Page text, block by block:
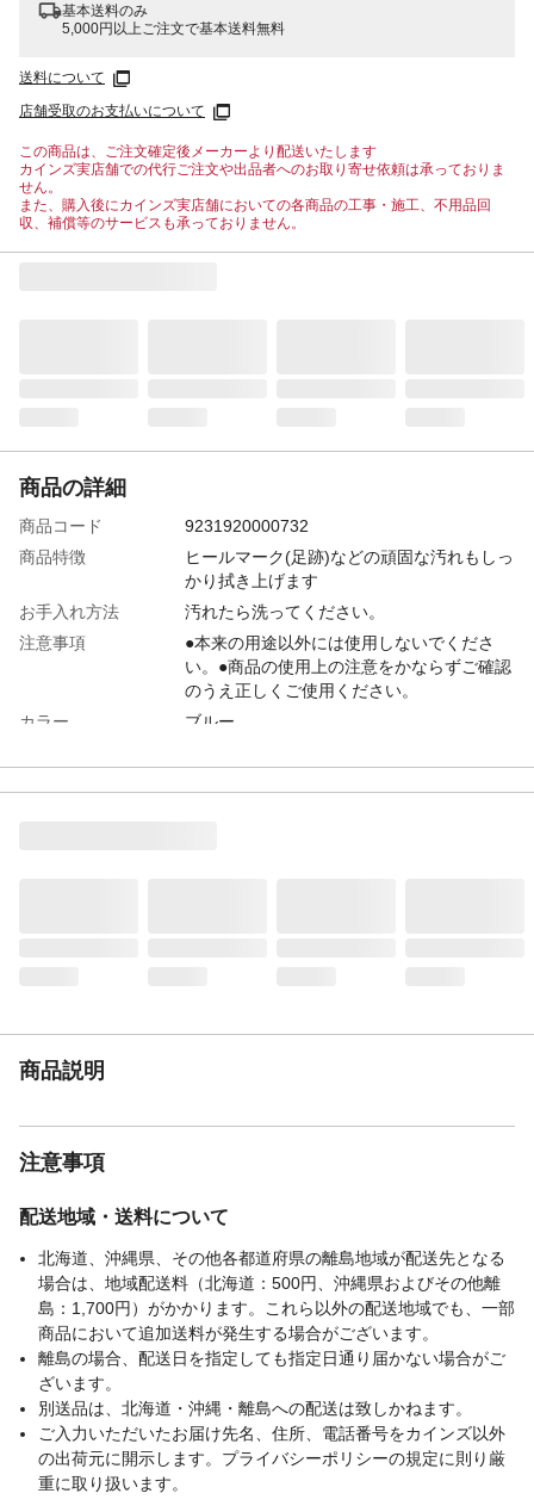
基本送料のみ
5,000円以上ご注文で基本送料無料
送料について
店舗受取のお支払いについて
この商品は、ご注文確定後メーカーより配送いたします
カインズ実店舗での代行ご注文や出品者へのお取り寄せ依頼は承っておりま
せん。
また、購入後にカインズ実店舗においての各商品の工事・施工、不用品回
収、補償等のサービスも承っておりません。
商品の詳細
商品コード
9231920000732
商品特徴
ヒールマーク(足跡)などの頑固な汚れもしっ
かり拭き上げます
お手入れ方法
汚れたら洗ってください。
注意事項
●本来の用途以外には使用しないでくださ
い。●商品の使用上の注意をかならずご確認
のうえ正しくご使用ください。
カラー
ブルー
JANコード
商品説明
注意事項
配送地域・送料について
北海道、沖縄県、その他各都道府県の離島地域が配送先となる
場合は、地域配送料（北海道：500円、沖縄県およびその他離
島：1,700円）がかかります。これら以外の配送地域でも、一部
商品において追加送料が発生する場合がございます。
離島の場合、配送日を指定しても指定日通り届かない場合がご
ざいます。
別送品は、北海道・沖縄・離島への配送は致しかねます。
ご入力いただいたお届け先名、住所、電話番号をカインズ以外
の出荷元に開示します。プライバシーポリシーの規定に則り厳
重に取り扱います。